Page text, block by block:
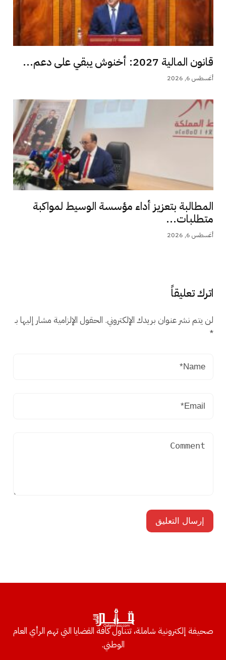
قانون المالية 2027: أخنوش يبقي على دعم...
أغسطس 6, 2026
المطالبة بتعزيز أداء مؤسسة الوسيط لمواكبة
متطلبات...
أغسطس 6, 2026
اترك تعليقاً
لن يتم نشر عنوان بريدك الإلكتروني. الحقول الإلزامية مشار إليها بـ
*
صحيفة إلكترونية شاملة، تتناول كافة القضايا التي تهم الرأي العام
الوطني.